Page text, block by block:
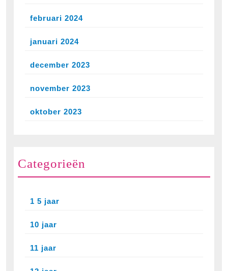
februari 2024
januari 2024
december 2023
november 2023
oktober 2023
Categorieën
1 5 jaar
10 jaar
11 jaar